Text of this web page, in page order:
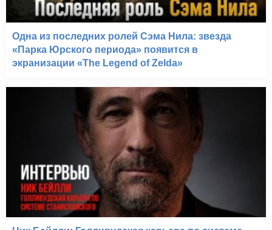
Бумер. Фильм второй
(2006)
Одна из последних ролей Сэма Нила: звезда
«Парка Юрского периода» появится в
экранизации «The Legend of Zelda»